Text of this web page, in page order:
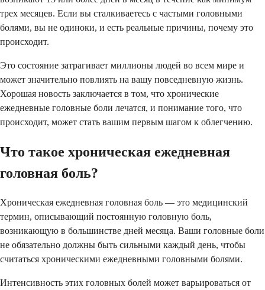
трех месяцев. Если вы сталкиваетесь с частыми головными
болями, вы не одиноки, и есть реальные причины, почему это
происходит.
Это состояние затрагивает миллионы людей во всем мире и
может значительно повлиять на вашу повседневную жизнь.
Хорошая новость заключается в том, что хронические
ежедневные головные боли лечатся, и понимание того, что
происходит, может стать вашим первым шагом к облегчению.
Что такое хроническая ежедневная
головная боль?
Хроническая ежедневная головная боль — это медицинский
термин, описывающий постоянную головную боль,
возникающую в большинстве дней месяца. Ваши головные боли
не обязательно должны быть сильными каждый день, чтобы
считаться хроническими ежедневными головными болями.
Интенсивность этих головных болей может варьироваться от